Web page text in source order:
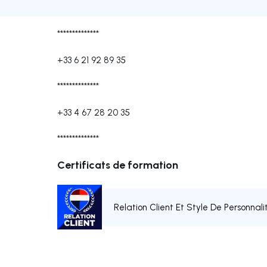
**************
+33 6 21 92 89 35
**************
+33 4 67 28 20 35
**************
Certificats de formation
Relation Client Et Style De